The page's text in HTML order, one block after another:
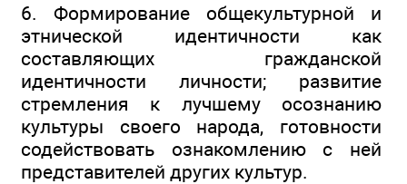
6. Формирование общекультурной и
этнической идентичности как
составляющих гражданской
идентичности личности; развитие
стремления к лучшему осознанию
культуры своего народа, готовности
содействовать ознакомлению с ней
представителей других культур.